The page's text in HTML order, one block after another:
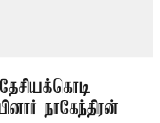
நாகேந்திரன்